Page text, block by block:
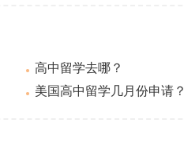
高中留学去哪？
美国高中留学几月份申请？